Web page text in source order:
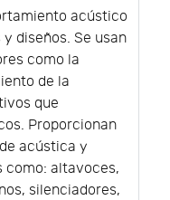
acústico
diseños. Se usan
como la
de la
que
Proporcionan
acústica y
como: altavoces,
silenciadores,